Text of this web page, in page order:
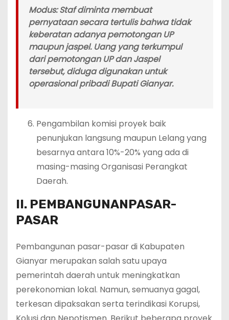
Modus:Staf diminta membuat
pernyataan secara tertulis bahwa tidak
keberatan adanya pemotongan UP
maupun jaspel. Uang yang terkumpul
dari pemotongan UP dan Jaspel
tersebut, diduga digunakan untuk
operasional pribadi Bupati Gianyar.
Pengambilan komisi proyek baik
penunjukan langsung maupun Lelang yang
besarnya antara 10%-20% yang ada di
masing-masing Organisasi Perangkat
Daerah.
II. PEMBANGUNANPASAR-
PASAR
Pembangunan pasar-pasar di Kabupaten
Gianyar merupakan salah satu upaya
pemerintah daerah untuk meningkatkan
perekonomian lokal. Namun, semuanya gagal,
terkesan dipaksakan serta terindikasi Korupsi,